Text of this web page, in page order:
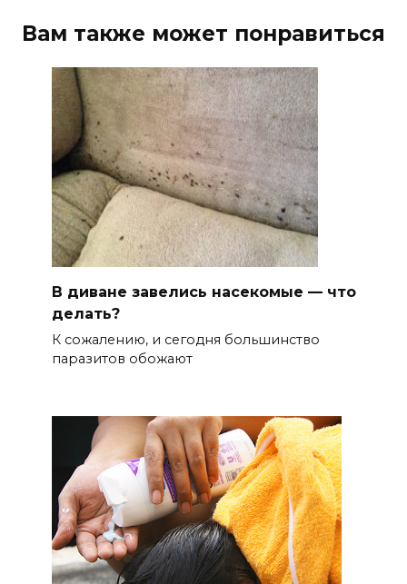
Вам также может понравиться
В диване завелись насекомые — что
делать?
К сожалению, и сегодня большинство
паразитов обожают